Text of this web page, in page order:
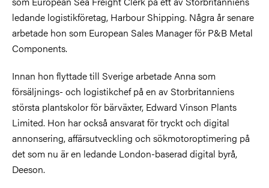
ledande logistikföretag, Harbour Shipping. Några år senare
arbetade hon som European Sales Manager för P&B Metal
Components.
Innan hon flyttade till Sverige arbetade Anna som
försäljnings- och logistikchef på en av Storbritanniens
största plantskolor för bärväxter, Edward Vinson Plants
Limited. Hon har också ansvarat för tryckt och digital
annonsering, affärsutveckling och sökmotoroptimering på
det som nu är en ledande London-baserad digital byrå,
Deeson.